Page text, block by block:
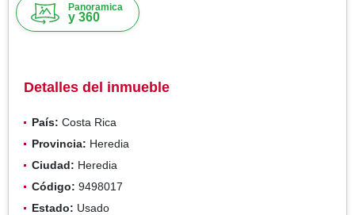
Panoramica
y 360
Detalles del inmueble
País: Costa Rica
Provincia: Heredia
Ciudad: Heredia
Código: 9498017
Estado: Usado